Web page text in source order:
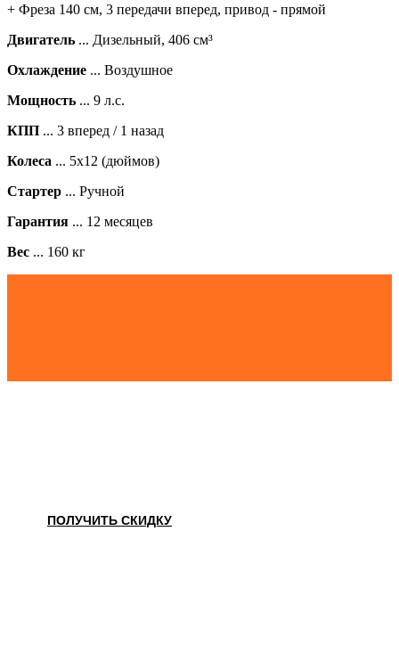
+ Фреза 140 см, 3 передачи вперед, привод - прямой
Двигатель ... Дизельный, 406 см³
Охлаждение ... Воздушное
Мощность ... 9 л.с.
КПП ... 3 вперед / 1 назад
Колеса ... 5х12 (дюймов)
Стартер ... Ручной
Гарантия ... 12 месяцев
Вес ... 160 кг
ПОЛУЧИТЬ СКИДКУ